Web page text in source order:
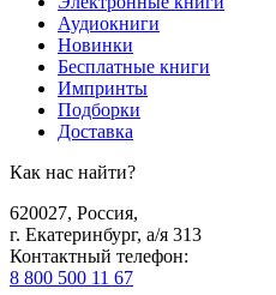
Аудиокниги
Новинки
Бесплатные книги
Импринты
Подборки
Доставка
Как нас найти?
620027, Россия,
г. Екатеринбург, а/я 313
Контактный телефон:
8 800 500 11 67